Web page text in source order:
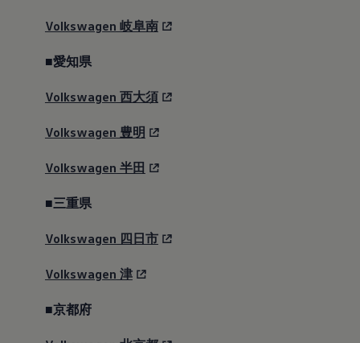
Volkswagen 岐阜南
■愛知県
Volkswagen 西大須
Volkswagen 豊明
Volkswagen 半田
■三重県
Volkswagen 四日市
Volkswagen 津
■京都府